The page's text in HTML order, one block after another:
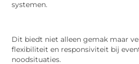
systemen.
Dit biedt niet alleen gemak maar
flexibiliteit en responsiviteit bij
noodsituaties.